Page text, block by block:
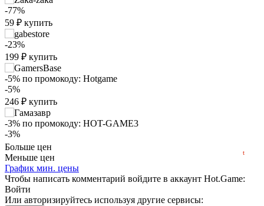
-77%
59 ₽ купить
-23%
199 ₽ купить
-5% по промокоду: Hotgame
-5%
246 ₽ купить
-3% по промокоду: HOT-GAME3
-3%
251 ₽купить
259 ₽купить
279 ₽купить
Больше цен
Меньше цен
t
₽
50
100
График мин. цены
Чтобы написать комментарий войдите в аккаунт Hot.Game:
Войти
Или авторизируйтесь используя другие сервисы: